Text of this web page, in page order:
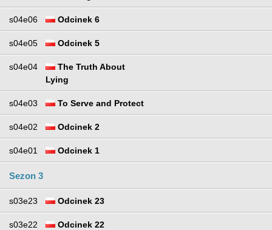
s04e06 Odcinek 6
s04e05 Odcinek 5
s04e04
The Truth About
Lying
s04e03 To Serve and Protect
s04e02 Odcinek 2
s04e01 Odcinek 1
Sezon 3
s03e23 Odcinek 23
s03e22 Odcinek 22